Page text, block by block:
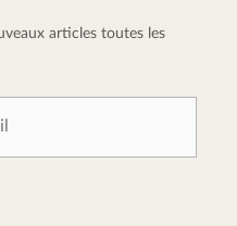
articles toutes les